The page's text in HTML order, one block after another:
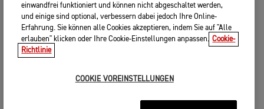
einwandfrei funktioniert und können nicht abgeschaltet werden,
und einige sind optional, verbessern dabei jedoch Ihre Online-
Erfahrung. Sie können alle Cookies akzeptieren, indem Sie auf "Alle
erlauben" klicken oder Ihre Cookie-Einstellungen anpassen. Cookie-
Richtlinie
COOKIE VOREINSTELLUNGEN